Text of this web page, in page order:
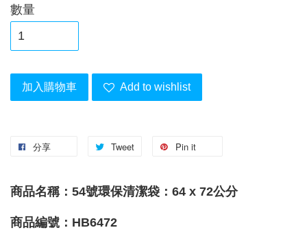
數量
加入購物車 Add to wishlist
分享 Tweet Pin it
商品名稱：54號環保清潔袋：64 x 72公分
商品編號：HB6472